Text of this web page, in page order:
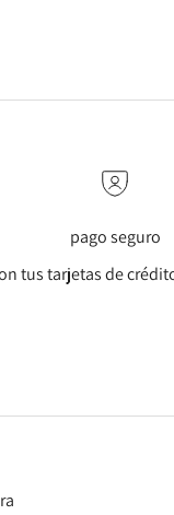
pago seguro
tus tarjetas de